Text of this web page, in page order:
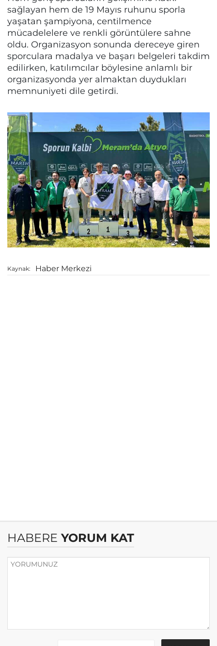
sağlayan hem de 19 Mayıs ruhunu sporla
yaşatan şampiyona, centilmence
mücadelelere ve renkli görüntülere sahne
oldu. Organizasyon sonunda dereceye giren
sporculara madalya ve başarı belgeleri takdim
edilirken, katılımcılar böylesine anlamlı bir
organizasyonda yer almaktan duydukları
memnuniyeti dile getirdi.
Kaynak: Haber Merkezi
HABERE YORUM KAT